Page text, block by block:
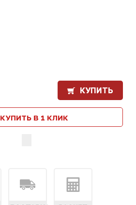
КУПИТЬ
КУПИТЬ В 1 КЛИК